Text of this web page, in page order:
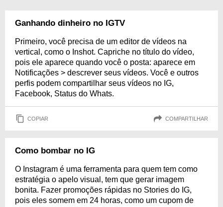
Ganhando dinheiro no IGTV
Primeiro, você precisa de um editor de vídeos na
vertical, como o Inshot. Capriche no título do vídeo,
pois ele aparece quando você o posta: aparece em
Notificações > descrever seus vídeos. Você e outros
perfis podem compartilhar seus vídeos no IG,
Facebook, Status do Whats.
COPIAR COMPARTILHAR
Como bombar no IG
O Instagram é uma ferramenta para quem tem como
estratégia o apelo visual, tem que gerar imagem
bonita. Fazer promoções rápidas no Stories do IG,
pois eles somem em 24 horas, como um cupom de